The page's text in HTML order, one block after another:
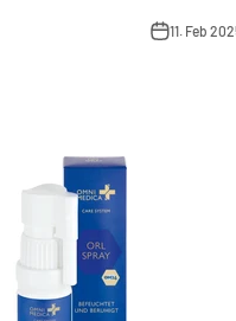
11. Feb